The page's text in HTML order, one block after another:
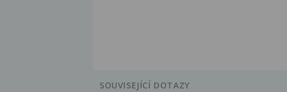
SOUVISEJÍCÍ DOTAZY